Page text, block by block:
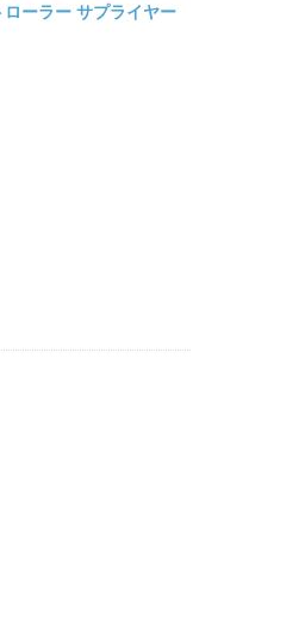
ーラー サプライヤー